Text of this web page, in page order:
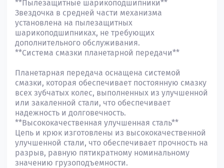
**Пылезащитные шарикоподшипники**
Звездочка в средней части механизма
установлена на пылезащитных
шарикоподшипниках, не требующих
дополнительного обслуживания.
**Система смазки планетарной передачи**
Планетарная передача оснащена системой
смазки, которая обеспечивает постоянную смазку
всех зубчатых колес, выполненных из улучшенной
или закаленной стали, что обеспечивает
надежность и долговечность.
**Высококачественная улучшенная сталь**
Цепь и крюк изготовлены из высококачественной
улучшенной стали, что обеспечивает прочность на
разрыв, равную пятикратному номинальному
значению грузоподъемности.